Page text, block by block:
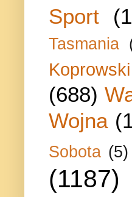
Sport
Tasmania
Koprowski
(688)
Wojna
Sobota (5)
(1187)